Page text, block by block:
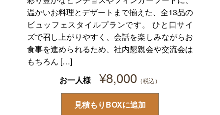
温かいお料理とデザートまで揃えた、全13品の
ビュッフェスタイルプランです。 ひと口サイ
ズで召し上がりやすく、会話を楽しみながらお
食事を進められるため、社内懇親会や交流会は
もちろん […]
お一人様
¥8,000
見積もりBOXに追加